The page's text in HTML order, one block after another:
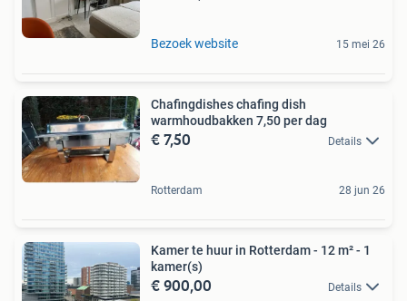
Bezoek website 15 mei 26
Chafingdishes chafing dish
warmhoudbakken 7,50 per dag
€ 7,50 Details
Rotterdam 28 jun 26
Kamer te huur in Rotterdam - 12 m² - 1
kamer(s)
€ 900,00 Details